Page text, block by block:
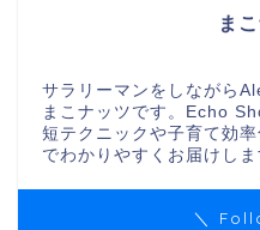
ま
サラリーマンをしながら
まこナッツです。Echo
短テクニックや子育て効
でわかりやすくお届けしま
＼